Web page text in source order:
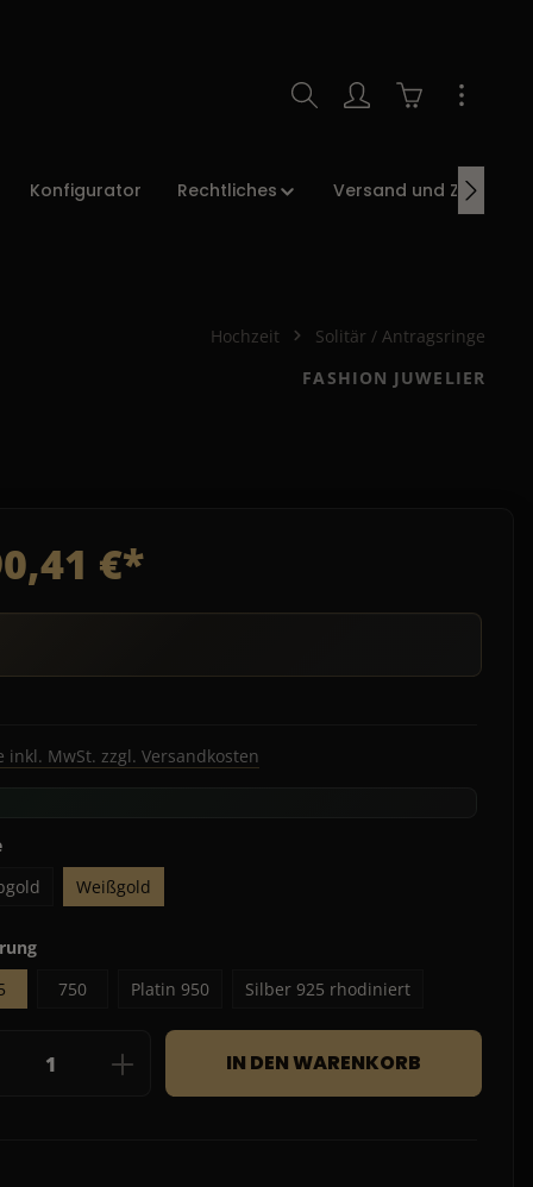
Warenkorb
Konfigurator Rechtliches Versand und Zahlung
Hochzeit Solitär / Antragsringe
FASHION JUWELIER
€*
inkl. MwSt. zzgl. Versandkosten
auswählen
Weißgold
auswählen
750 Platin 950 Silber 925 rhodiniert
Anzahl: Gib den gewünschten
IN DEN WARENKORB